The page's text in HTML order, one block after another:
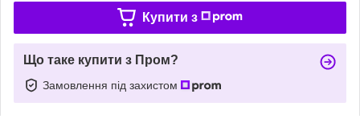
Купити з
Що таке купити з Пром?
Замовлення під захистом